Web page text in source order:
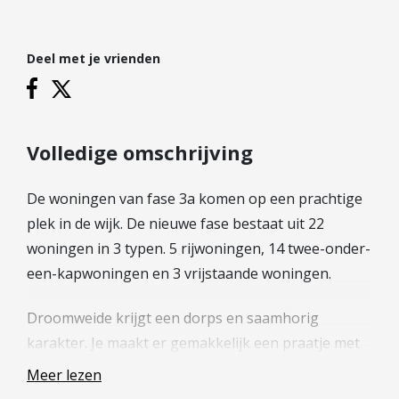
Financiële check
Banken
Reviews
Contact
Leer ons kennen
Over Ons
Vacatures
FAQ
Blog
Deel met je vrienden
Volledige omschrijving
De woningen van fase 3a komen op een prachtige
plek in de wijk. De nieuwe fase bestaat uit 22
woningen in 3 typen. 5 rijwoningen, 14 twee-onder-
een-kapwoningen en 3 vrijstaande woningen.
Droomweide krijgt een dorps en saamhorig
karakter. Je maakt er gemakkelijk een praatje met
buurtgenoten en kinderen gaan op avontuur met
Meer lezen